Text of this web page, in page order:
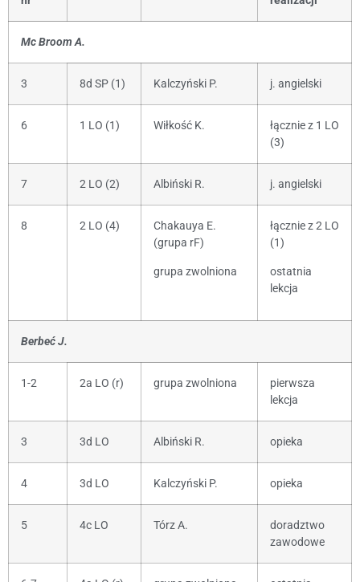
Mc Broom A.
3 8d SP (1) Kalczyński P. j. angielski
6 1 LO (1) Wiłkość K.
łącznie z 1 LO
(3)
7 2 LO (2) Albiński R. j. angielski
8 2 LO (4)
Chakauya E.
(grupa rF)
grupa zwolniona
łącznie z 2 LO
(1)
ostatnia
lekcja
Berbeć J.
1-2 2a LO (r) grupa zwolniona
pierwsza
lekcja
3 3d LO Albiński R. opieka
4 3d LO Kalczyński P. opieka
5 4c LO Tórz A.
doradztwo
zawodowe